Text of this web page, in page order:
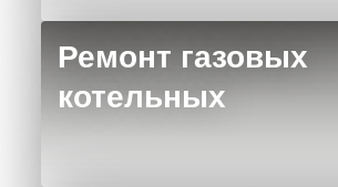
Ремонт газовых
котельных